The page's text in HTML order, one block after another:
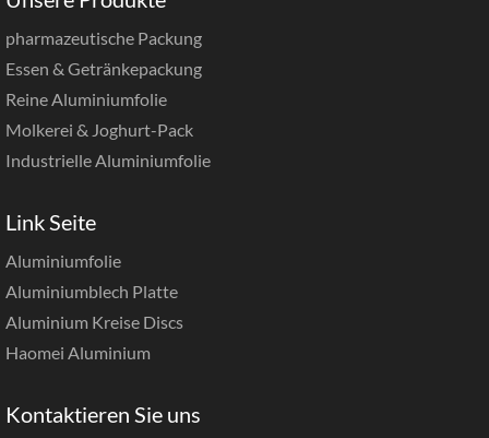
pharmazeutische Packung
Essen & Getränkepackung
Reine Aluminiumfolie
Molkerei & Joghurt-Pack
Industrielle Aluminiumfolie
Link Seite
Aluminiumfolie
Aluminiumblech Platte
Aluminium Kreise Discs
Haomei Aluminium
Kontaktieren Sie uns